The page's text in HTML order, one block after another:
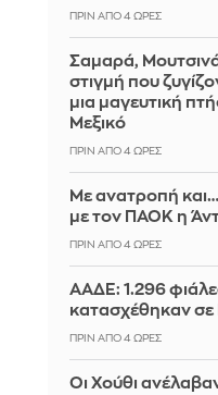
ΠΡΙΝ ΑΠΌ 4 ΏΡΕΣ
Σαμαρά,
στιγμή που
μια μαγευτική
Μεξικό
ΠΡΙΝ ΑΠΌ 4 ΏΡΕΣ
Με ανατροπή
με τον ΠΑΟΚ η
ΠΡΙΝ ΑΠΌ 4 ΏΡΕΣ
ΑΑΔΕ: 1.296
κατασχέθηκαν σε
ΠΡΙΝ ΑΠΌ 4 ΏΡΕΣ
Οι Χούθι